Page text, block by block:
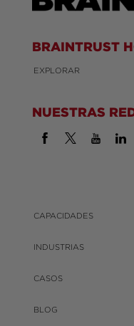
BRAINTRUST
EXPLORAR
NUESTRAS
CAPACIDADES
INDUSTRIAS
CASOS
BLOG